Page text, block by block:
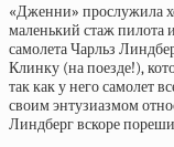
«Дженни» прослужила
маленький стаж пилота
самолета Чарльз
Клинку (на поезде!),
так как у него самолет
своим энтузиазмом
Линдберг вскоре